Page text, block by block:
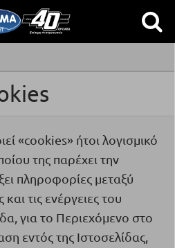
«cookies» ήτοι λογισμικό
της παρέχει την
πληροφορίες μεταξύ
τις ενέργειες του
για το Περιεχόμενο στο
εντός της Ιστοσελίδας,